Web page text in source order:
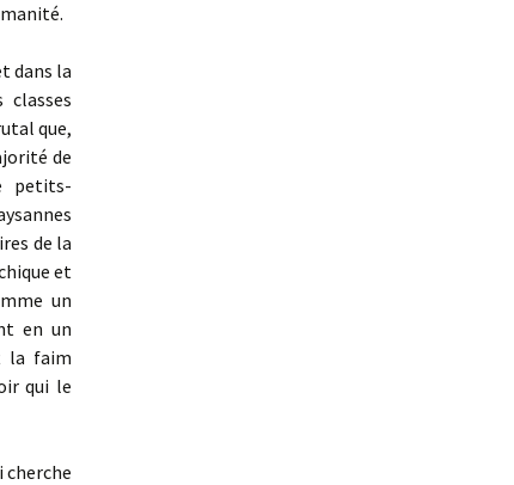
dans la
que,
de
petits-
de la
et
un
en un
la faim
qui le